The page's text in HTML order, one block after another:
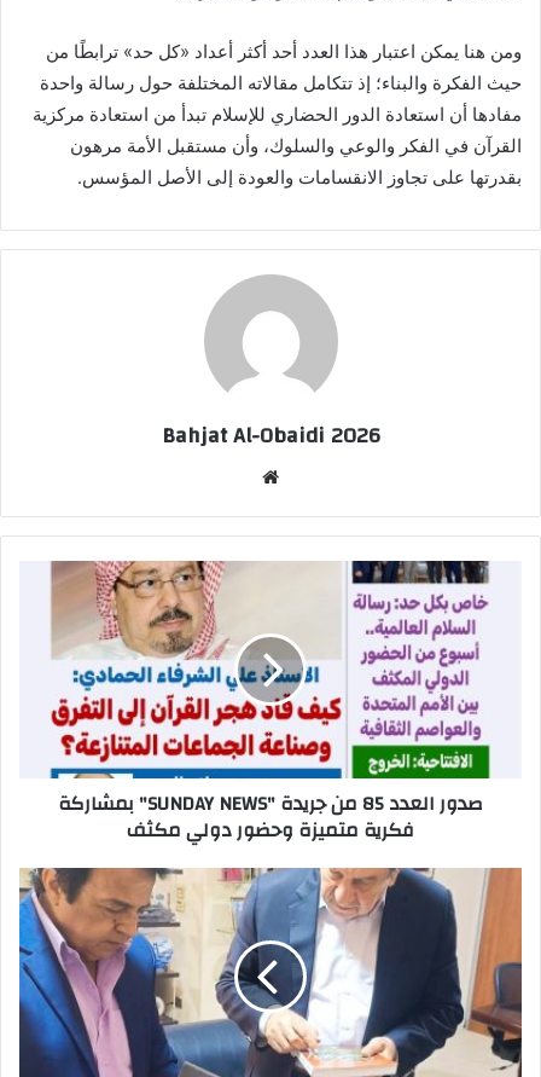
ومن هنا يمكن اعتبار هذا العدد أحد أكثر أعداد «كل حد» ترابطًا من
حيث الفكرة والبناء؛ إذ تتكامل مقالاته المختلفة حول رسالة واحدة
مفادها أن استعادة الدور الحضاري للإسلام تبدأ من استعادة مركزية
القرآن في الفكر والوعي والسلوك، وأن مستقبل الأمة مرهون
بقدرتها على تجاوز الانقسامات والعودة إلى الأصل المؤسس.
Bahjat Al-Obaidi 2026
صدور العدد 85 من جريدة "SUNDAY NEWS" بمشاركة
فكرية متميزة وحضور دولي مكثف